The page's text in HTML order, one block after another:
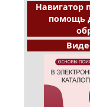
Навигатор
помощь